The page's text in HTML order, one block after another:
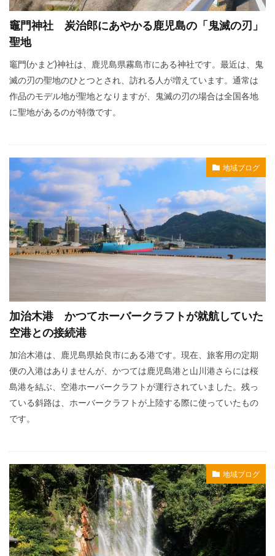
竈門神社 炭治郎にあやかる鹿児島の「鬼滅の刃」
聖地
竈門(かまど)神社は、鹿児島県霧島市にある神社です。最近は、鬼
滅の刃の聖地のひとつとされ、訪れる人が増えています。通常は
作品のモデル地が聖地となりますが、鬼滅の刃の場合は全国各地
に聖地があるのが特徴です。
地域ブログ
加治木港 かつてホーバークラフトが就航していた
空港との接続港
加治木港は、鹿児島県姶良市にある港です。現在、旅客用の定期
便の入港はありませんが、かつては鹿児島港と山川港さらには桜
島港を結ぶ、空港ホーバークラフトが運行されていました。残っ
ている斜路は、ホーバークラフトが上陸する際に使っていたもの
です。
地域ブログ